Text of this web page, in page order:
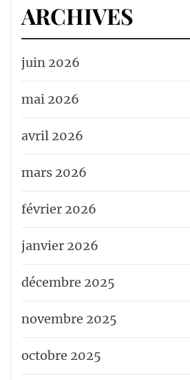
ARCHIVES
juin 2026
mai 2026
avril 2026
mars 2026
février 2026
janvier 2026
décembre 2025
novembre 2025
octobre 2025